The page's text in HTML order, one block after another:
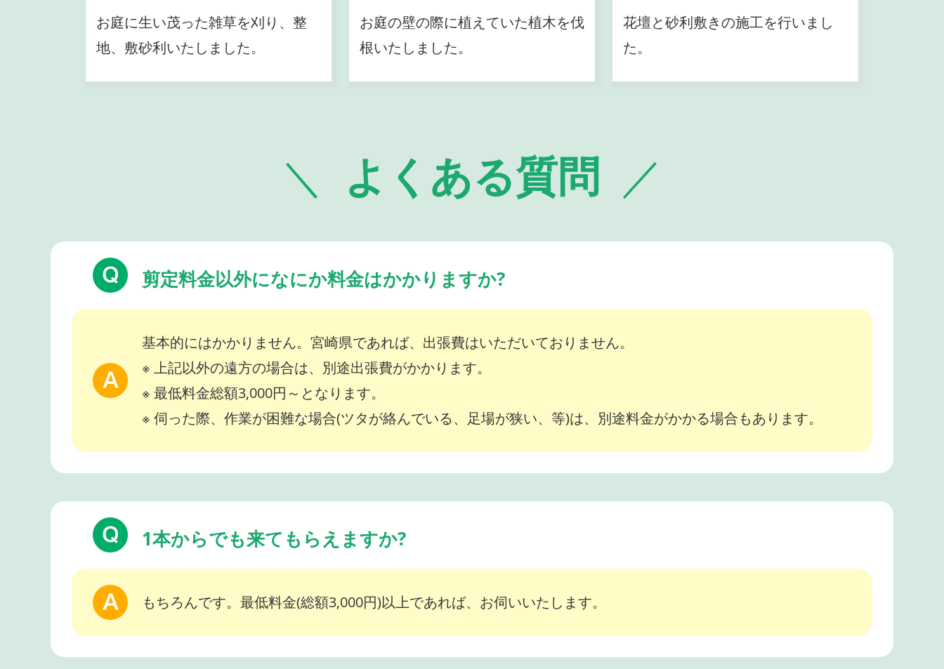
お庭に生い茂った雑草を刈り、整
地、敷砂利いたしました。
お庭の壁の際に植えていた植木を伐
根いたしました。
花壇と砂利敷きの施工を行いまし
た。
よくある質問
剪定料金以外になにか料金はかかりますか?
基本的にはかかりません。宮崎県であれば、出張費はいただいておりません。
※ 上記以外の遠方の場合は、別途出張費がかかります。
※ 最低料金総額3,000円～となります。
※ 伺った際、作業が困難な場合(ツタが絡んでいる、足場が狭い、等)は、別途料金がかかる場合もあります。
1本からでも来てもらえますか?
もちろんです。最低料金(総額3,000円)以上であれば、お伺いいたします。